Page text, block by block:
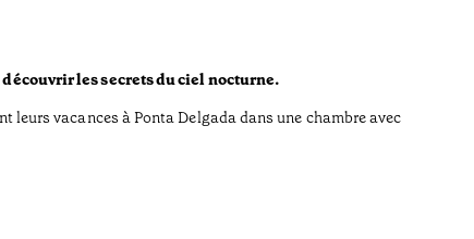
les secrets du ciel nocturne.
vacances à Ponta Delgada dans une chambre avec